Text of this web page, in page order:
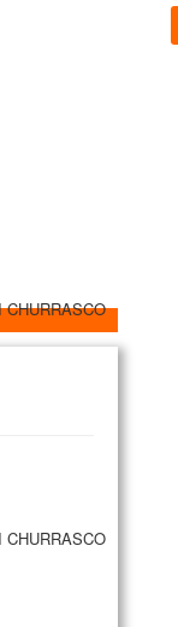
CHURRASCO
CHURRASCO